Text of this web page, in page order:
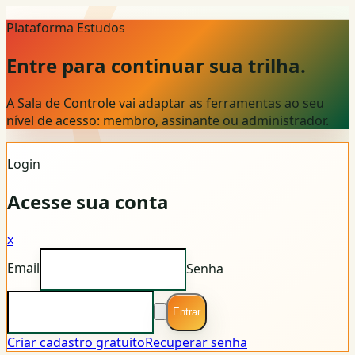
Plataforma Estudos
Entre para continuar sua trilha.
A Sala de Controle vai adaptar as ferramentas ao seu
nível de acesso: membro, assinante ou administrador.
Login
Acesse sua conta
x
Email
Senha
Entrar
Criar cadastro gratuitoRecuperar senha